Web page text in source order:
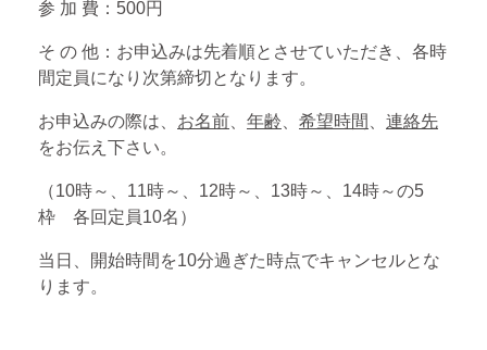
参 加 費：500円
そ の 他：お申込みは先着順とさせていただき、各時
間定員になり次第締切となります。
お申込みの際は、 お名前 年齢 希望時間
連絡先
をお伝え下さい。
（10時～、11時～、12時～、13時～、14時～の5
枠 各回定員10名）
当日、開始時間を10分過ぎた時点でキャンセルとな
ります。